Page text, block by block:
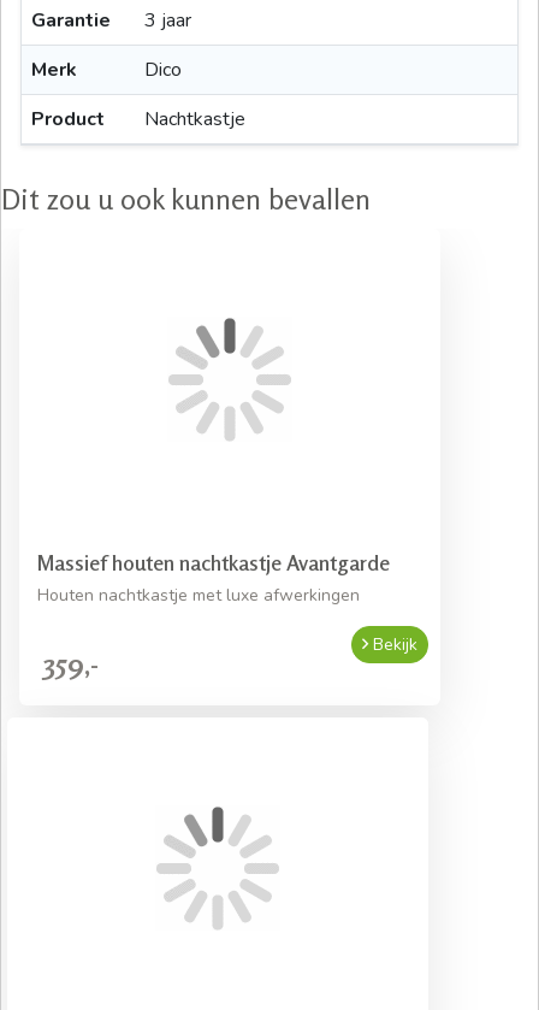
Garantie
3 jaar
Merk
Dico
Product
Nachtkastje
Dit zou u ook kunnen bevallen
Massief houten nachtkastje Avantgarde
Houten nachtkastje met luxe afwerkingen
359,-
Bekijk